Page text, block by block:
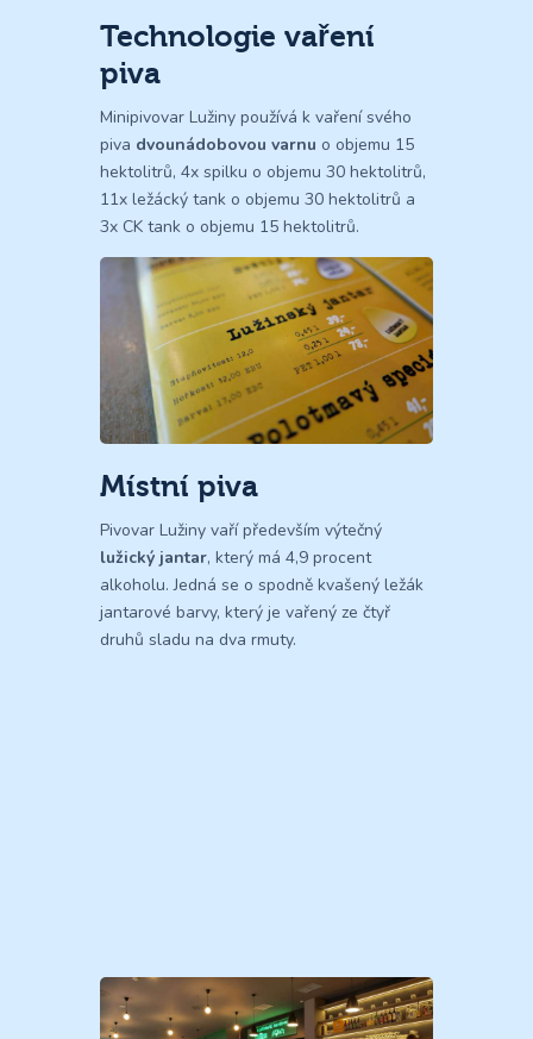
Technologie vaření
piva
Minipivovar Lužiny používá k vaření svého
piva dvounádobovou varnu o objemu 15
hektolitrů, 4x spilku o objemu 30 hektolitrů,
11x ležácký tank o objemu 30 hektolitrů a
3x CK tank o objemu 15 hektolitrů.
Místní piva
Pivovar Lužiny vaří především výtečný
lužický jantar, který má 4,9 procent
alkoholu. Jedná se o spodně kvašený ležák
jantarové barvy, který je vařený ze čtyř
druhů sladu na dva rmuty.